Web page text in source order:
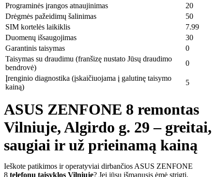
Programinės įrangos atnaujinimas
20
Drėgmės pažeidimų šalinimas
50
SIM kortelės laikiklis
7.99
Duomenų išsaugojimas
30
Garantinis taisymas
0
Taisymas su draudimu (franšizę nustato Jūsų draudimo
bendrovė)
0
Įrenginio diagnostika (įskaičiuojama į galutinę taisymo
kainą)
5
ASUS ZENFONE 8 remontas
Vilniuje, Algirdo g. 29 – greitai,
saugiai ir už prieinamą kainą
Ieškote patikimos ir operatyviai dirbančios ASUS ZENFONE
8 telefonų taisyklos Vilniuje? Jei jūsų išmanusis ėmė strigti,